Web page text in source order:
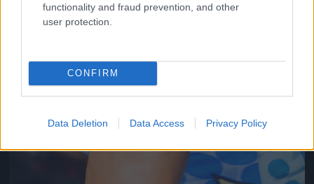
functionality and fraud prevention, and other
user protection.
CONFIRM
Data Deletion Data Access Privacy Policy